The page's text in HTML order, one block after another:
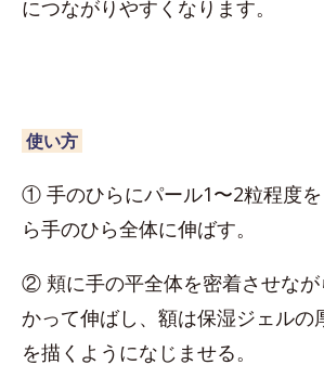
につながりやすくなります。
使い方
① 手のひらにパール1〜2粒程度
ら手のひら全体に伸ばす。
② 頬に手の平全体を密着させなが
かって伸ばし、額は保湿ジェルの
を描くようになじませる。